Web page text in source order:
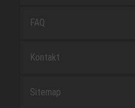
FAQ
Kontakt
Sitemap